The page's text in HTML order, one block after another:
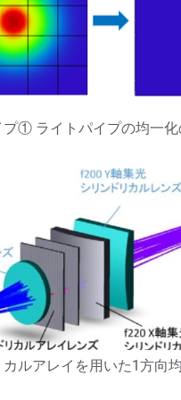
プ① ライトパイプの均一化
カルアレイを用いた1方向